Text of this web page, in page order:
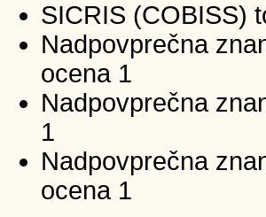
SICRIS (COBISS)
Nadpovprečna
ocena 1
Nadpovprečna
1
Nadpovprečna
ocena 1